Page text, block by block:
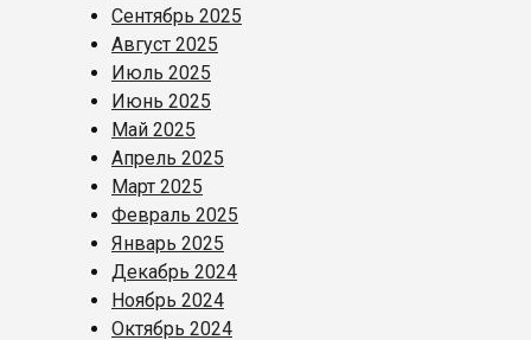
Сентябрь 2025
Август 2025
Июль 2025
Июнь 2025
Май 2025
Апрель 2025
Март 2025
Февраль 2025
Январь 2025
Декабрь 2024
Ноябрь 2024
Октябрь 2024